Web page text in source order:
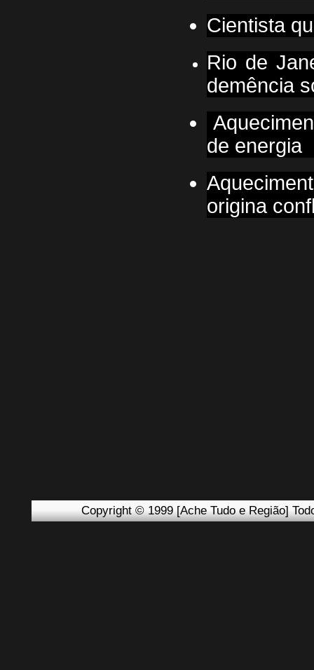
Cientista
Rio de
demência
de energia
origina
Copyright © 1999 [Ache Tudo e Região]